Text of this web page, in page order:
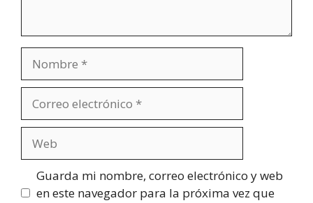
electrónico
Guarda mi nombre, correo electrónico y web
en este navegador para la próxima vez que